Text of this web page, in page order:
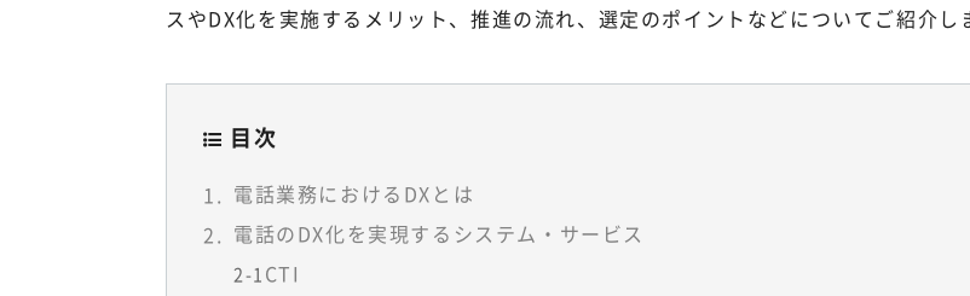
スやDX化を実施するメリット、推進の流れ、選定のポイントなどについてご紹介し
目次
電話業務におけるDXとは
電話のDX化を実現するシステム・サービス
2-1CTI